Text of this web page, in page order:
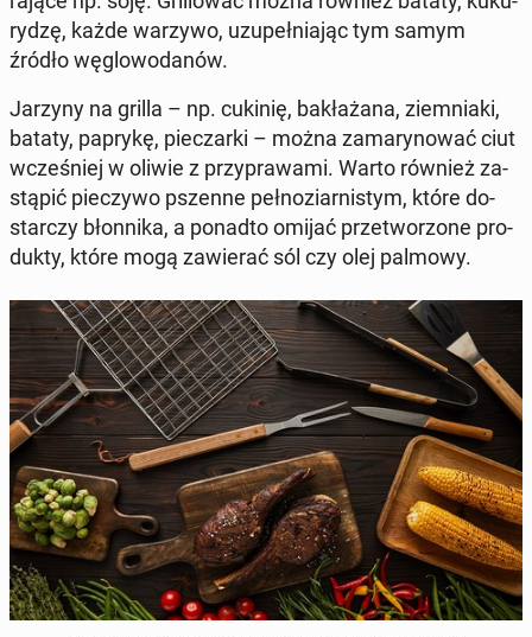
ry­dzę, każde warzywo, uzu­peł­nia­jąc tym samym
źródło wę­glo­wo­da­nów.
Jarzyny na grilla – np. cukinię, ba­kła­ża­na, ziem­nia­ki,
bataty, paprykę, pie­czar­ki – można za­ma­ry­no­wać ciut
wcze­śniej w oliwie z przy­pra­wa­mi. Warto również za­
stą­pić pie­czy­wo pszenne peł­no­ziar­ni­stym, które do­
star­czy błon­ni­ka, a ponadto omijać prze­two­rzo­ne pro­
duk­ty, które mogą za­wie­rać sól czy olej palmowy.